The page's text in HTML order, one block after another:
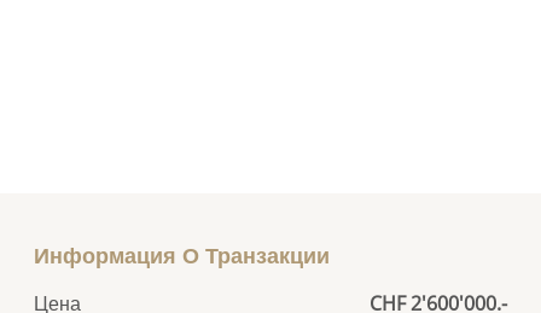
Информация О Транзакции
Цена
CHF 2'600'000.-